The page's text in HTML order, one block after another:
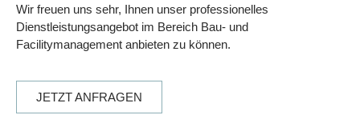
Wir freuen uns sehr, Ihnen unser professionelles
Dienstleistungsangebot im Bereich Bau- und
Facilitymanagement anbieten zu können.
JETZT ANFRAGEN